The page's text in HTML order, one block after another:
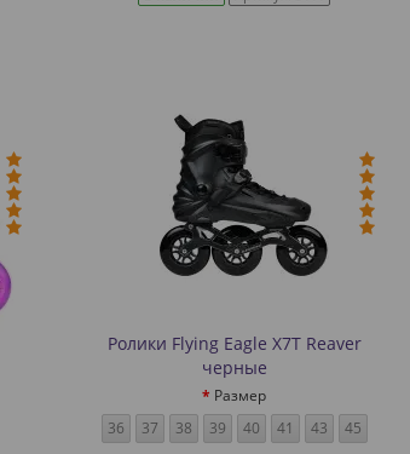
Ролики Flying Eagle X7T Reaver
черные
Размер
36
37 38 39 40 41 43 45